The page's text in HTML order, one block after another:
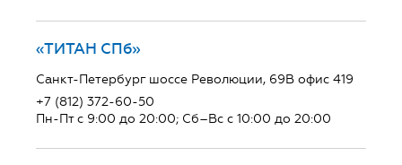
«ТИТАН СПб»
Санкт-Петербург шоссе Революции, 69В офис 419
+7 (812) 372-60-50
Пн-Пт с 9:00 до 20:00; Сб–Вс с 10:00 до 20:00